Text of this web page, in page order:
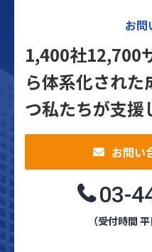
お問
1,400社12,700
ら体系化された
つ私たちが支援
お問い
03-
（受付時間